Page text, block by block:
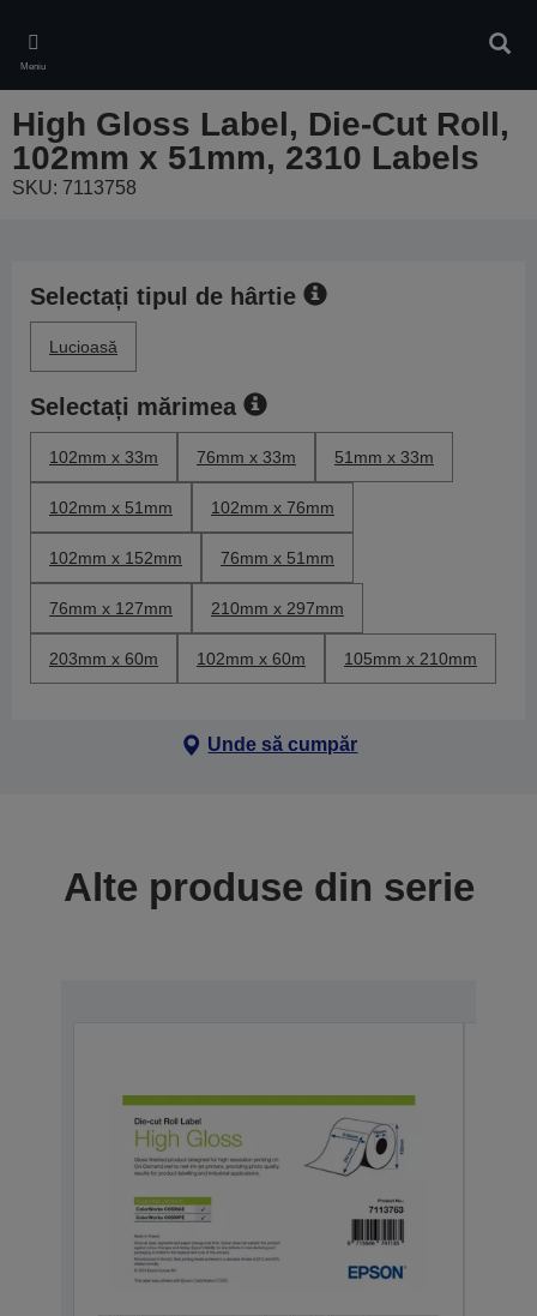
main
content
Meniu
High Gloss Label, Die-Cut Roll,
102mm x 51mm, 2310 Labels
SKU: 7113758
Selectați tipul de hârtie
Lucioasă
Selectați mărimea
102mm x 33m 76mm x 33m 51mm x 33m
102mm x 51mm 102mm x 76mm
102mm x 152mm 76mm x 51mm
76mm x 127mm 210mm x 297mm
203mm x 60m 102mm x 60m 105mm x 210mm
Unde să cumpăr
Alte produse din serie